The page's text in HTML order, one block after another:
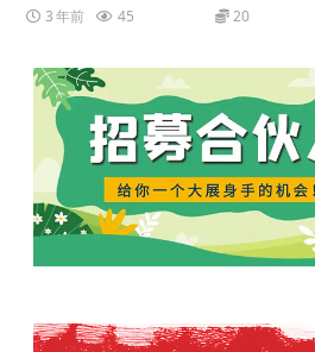
3 年前 45 20